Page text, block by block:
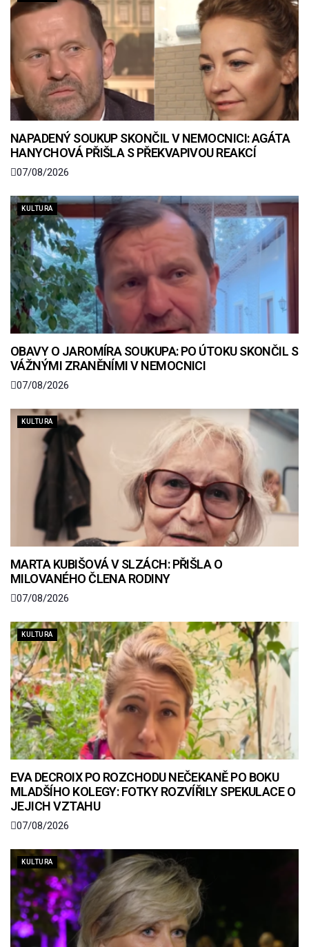
NAPADENÝ SOUKUP SKONČIL V NEMOCNICI: AGÁTA
HANYCHOVÁ PŘIŠLA S PŘEKVAPIVOU REAKCÍ
07/08/2026
KULTURA
OBAVY O JAROMÍRA SOUKUPA: PO ÚTOKU SKONČIL S
VÁŽNÝMI ZRANĚNÍMI V NEMOCNICI
07/08/2026
KULTURA
MARTA KUBIŠOVÁ V SLZÁCH: PŘIŠLA O
MILOVANÉHO ČLENA RODINY
07/08/2026
KULTURA
EVA DECROIX PO ROZCHODU NEČEKANĚ PO BOKU
MLADŠÍHO KOLEGY: FOTKY ROZVÍŘILY SPEKULACE O
JEJICH VZTAHU
07/08/2026
KULTURA